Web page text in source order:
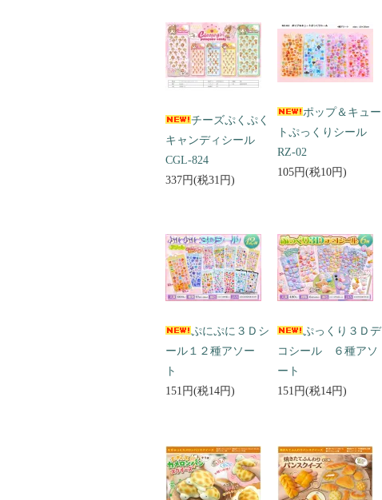
チーズぷくぷく
キャンディシール
CGL-824
337円(税31円)
ポップ＆キュー
トぷっくりシール
RZ-02
105円(税10円)
ぷにぷに３Ｄシ
ール１２種アソー
ト
151円(税14円)
ぷっくり３Ｄデ
コシール ６種アソ
ート
151円(税14円)